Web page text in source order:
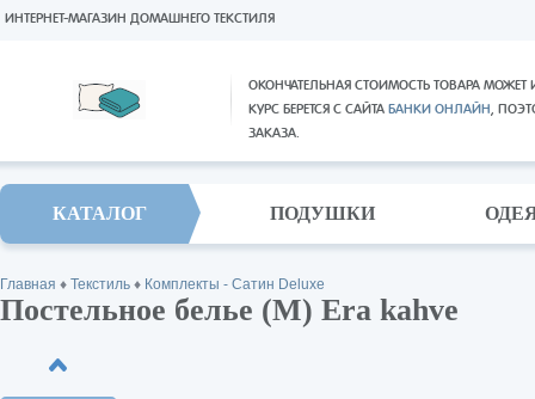
ОКОНЧАТЕЛЬНАЯ СТОИМОСТЬ ТОВАРА
КУРС БЕРЕТСЯ С САЙТА БАНКИ ОНЛАЙН,
ЗАКАЗА.
ИНТЕРНЕТ-МАГАЗИН ДОМАШНЕГО ТЕКСТИЛЯ
КАТАЛОГ ПОДУШКИ
Главная ♦ Текстиль ♦ Комплекты - Сатин Deluxe
Постельное белье (M) Era kahve